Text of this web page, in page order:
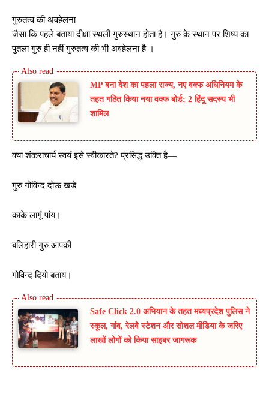
गुरुतत्व की अवहेलना
जैसा कि पहले बताया दीक्षा स्थली गुरुस्थान होता है। गुरु के स्थान पर शिष्य का
पुतला गुरु ही नहीं गुरुतत्व की भी अवहेलना है ।
MP बना देश का पहला राज्य, नए वक्फ अधिनियम के
तहत गठित किया नया वक्फ बोर्ड; 2 हिंदू सदस्य भी
शामिल
क्या शंकराचार्य स्वयं इसे स्वीकारते? प्रसिद्ध उक्ति है—
गुरु गोविन्द दोऊ खडे
काके लागूं पांय।
बलिहारी गुरु आपकी
गोविन्द दियो बताय।
Safe Click 2.0 अभियान के तहत मध्यप्रदेश पुलिस ने
स्कूल, गांव, रेलवे स्टेशन और सोशल मीडिया के जरिए
लाखों लोगों को किया साइबर जागरूक